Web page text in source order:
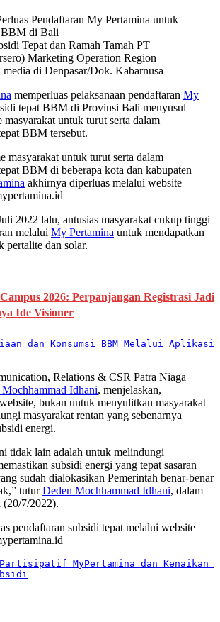
Tepat dan Ramah Tamah PT
Marketing Operation Region
di Denpasar/Dok. Kabarnusa
memperluas pelaksanaan pendaftaran My
tepat BBM di Provinsi Bali menyusul
masyarakat untuk turut serta dalam
BBM tersebut.
masyarakat untuk turut serta dalam
BBM di beberapa kota dan kabupaten
akhirnya diperluas melalui website
2022 lalu, antusias masyarakat cukup tinggi
melalui My Pertamina untuk mendapatkan
dan solar.
2026: Perpanjangan Registrasi Jadi
Ide Visioner
dan Konsumsi BBM Melalui Aplikasi
Relations & CSR Patra Niaga
Idhani, menjelaskan,
bukan untuk menyulitkan masyarakat
masyarakat rentan yang sebenarnya
energi.
tidak lain adalah untuk melindungi
subsidi energi yang tepat sasaran
sudah dialokasikan Pemerintah benar-benar
tuturDeden Mochhammad Idhani, dalam
(20/7/2022).
pendaftaran subsidi tepat melalui website
Partisipatif MyPertamina dan Kenaikan